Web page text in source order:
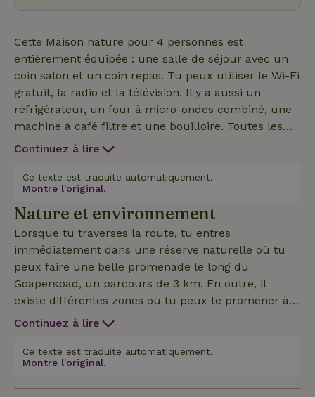
Cette Maison nature pour 4 personnes est
entièrement équipée : une salle de séjour avec un
coin salon et un coin repas. Tu peux utiliser le Wi-Fi
gratuit, la radio et la télévision. Il y a aussi un
réfrigérateur, un four à micro-ondes combiné, une
machine à café filtre et une bouilloire. Toutes les
fenêtres sont équipées de moustiquaires. Il y a
à l'italienne, un lavabo. De nombreux draps de bain
sont fournis. Les toilettes sont séparées. À l'étage, il
y a deux chambres. La première chambre a un
sommier double avec surmatelas et la deuxième
chambre a deux sommiers simples séparés. Les lits
sont faits avec des draps d'hôtel de haute qualité,
lavés par le pressing. La climatisation dans les
chambres peut à la fois rafraîchir et chauffer.
terrasse privée de 20 m2,. Un parasol et un
barbecue sont disponibles. Il y a également un
grand parking sur place et un abri à vélos couvert
Continuez à lire
Ce texte est traduite automatiquement.
Montre l'original.
Nature et environnement
Lorsque tu traverses la route, tu entres
immédiatement dans une réserve naturelle où tu
peux faire une belle promenade le long du
Goaperspad, un parcours de 3 km. En outre, il
existe différentes zones où tu peux te promener à
pied ou à vélo, comme la Cartierheide, la Neterselse
Laarven. Des itinéraires divertissants sur la base du
réseau de jonctions ou sur mesure ! À travers des
villages caractéristiques, sur de belles landes, des
Continuez à lire
Ce texte est traduite automatiquement.
Montre l'original.